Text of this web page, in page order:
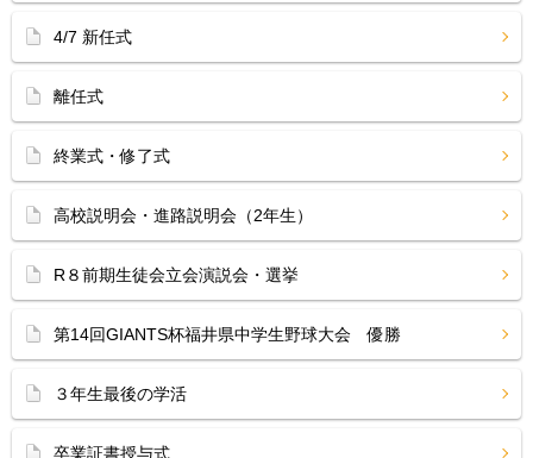
4/7 新任式
離任式
終業式・修了式
高校説明会・進路説明会（2年生）
R８前期生徒会立会演説会・選挙
第14回GIANTS杯福井県中学生野球大会 優勝
３年生最後の学活
卒業証書授与式